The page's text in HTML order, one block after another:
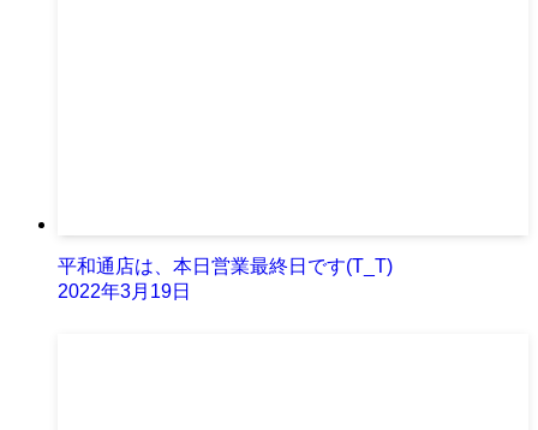
平和通店は、本日営業最終日です(T_T)
2022年3月19日